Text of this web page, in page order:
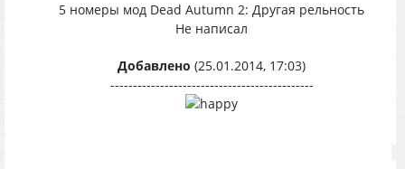
5 номеры мод Dead Autumn 2: Другая рельность
Не написал
Добавлено (25.01.2014, 17:03)
---------------------------------------------